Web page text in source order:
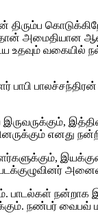
திரும்ப
தான்
உதவும் வகையில்
பாலச்சந்திரன்
எனது
நன்றாக
நண்பர்